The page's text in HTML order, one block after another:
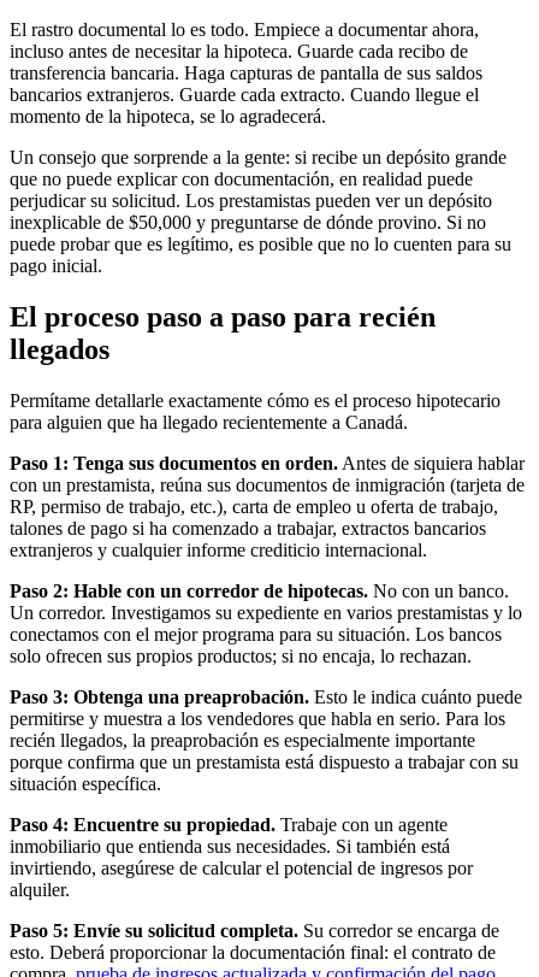
El rastro documental lo es todo. Empiece a documentar ahora,
incluso antes de necesitar la hipoteca. Guarde cada recibo de
transferencia bancaria. Haga capturas de pantalla de sus saldos
bancarios extranjeros. Guarde cada extracto. Cuando llegue el
momento de la hipoteca, se lo agradecerá.
Un consejo que sorprende a la gente: si recibe un depósito grande
que no puede explicar con documentación, en realidad puede
perjudicar su solicitud. Los prestamistas pueden ver un depósito
inexplicable de $50,000 y preguntarse de dónde provino. Si no
puede probar que es legítimo, es posible que no lo cuenten para su
pago inicial.
El proceso paso a paso para recién
llegados
Permítame detallarle exactamente cómo es el proceso hipotecario
para alguien que ha llegado recientemente a Canadá.
Paso 1: Tenga sus documentos en orden. Antes de siquiera hablar
con un prestamista, reúna sus documentos de inmigración (tarjeta de
RP, permiso de trabajo, etc.), carta de empleo u oferta de trabajo,
talones de pago si ha comenzado a trabajar, extractos bancarios
extranjeros y cualquier informe crediticio internacional.
Paso 2: Hable con un corredor de hipotecas. No con un banco.
Un corredor. Investigamos su expediente en varios prestamistas y lo
conectamos con el mejor programa para su situación. Los bancos
solo ofrecen sus propios productos; si no encaja, lo rechazan.
Paso 3: Obtenga una preaprobación. Esto le indica cuánto puede
permitirse y muestra a los vendedores que habla en serio. Para los
recién llegados, la preaprobación es especialmente importante
porque confirma que un prestamista está dispuesto a trabajar con su
situación específica.
Paso 4: Encuentre su propiedad. Trabaje con un agente
inmobiliario que entienda sus necesidades. Si también está
invirtiendo, asegúrese de calcular el potencial de ingresos por
alquiler.
Paso 5: Envíe su solicitud completa. Su corredor se encarga de
esto. Deberá proporcionar la documentación final: el contrato de